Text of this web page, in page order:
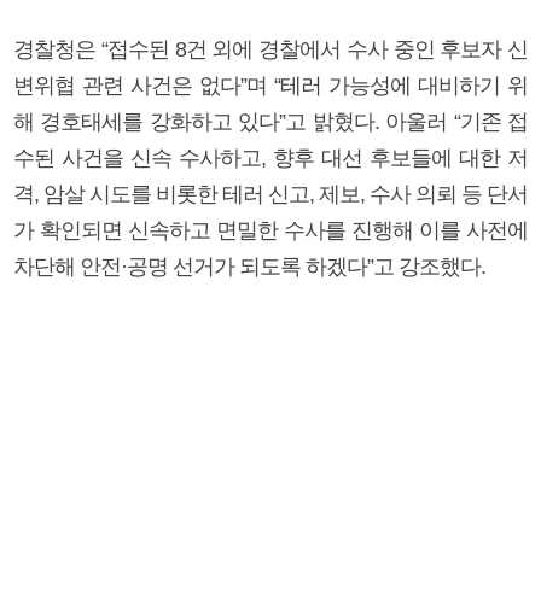
경찰청은 “접수된 8건 외에 경찰에서 수사 중인 후보자 신
변위협 관련 사건은 없다”며 “테러 가능성에 대비하기 위
해 경호태세를 강화하고 있다”고 밝혔다. 아울러 “기존 접
수된 사건을 신속 수사하고, 향후 대선 후보들에 대한 저
격, 암살 시도를 비롯한 테러 신고, 제보, 수사 의뢰 등 단서
가 확인되면 신속하고 면밀한 수사를 진행해 이를 사전에
차단해 안전·공명 선거가 되도록 하겠다”고 강조했다.